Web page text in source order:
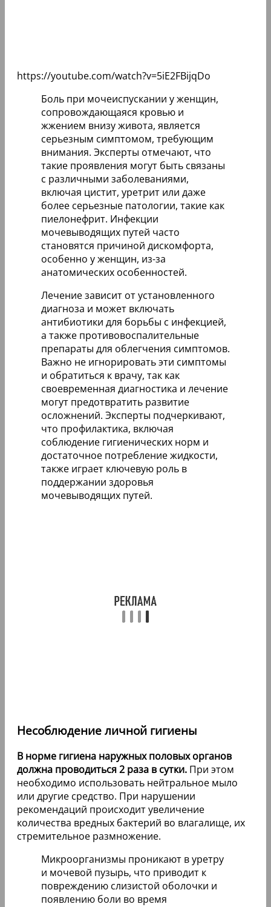
https://youtube.com/watch?v=5iE2FBijqDo
Боль при мочеиспускании у женщин,
сопровождающаяся кровью и
жжением внизу живота, является
серьезным симптомом, требующим
внимания. Эксперты отмечают, что
такие проявления могут быть связаны
с различными заболеваниями,
включая цистит, уретрит или даже
более серьезные патологии, такие как
пиелонефрит. Инфекции
мочевыводящих путей часто
становятся причиной дискомфорта,
особенно у женщин, из-за
анатомических особенностей.
Лечение зависит от установленного
диагноза и может включать
антибиотики для борьбы с инфекцией,
а также противовоспалительные
препараты для облегчения симптомов.
Важно не игнорировать эти симптомы
и обратиться к врачу, так как
своевременная диагностика и лечение
могут предотвратить развитие
осложнений. Эксперты подчеркивают,
что профилактика, включая
соблюдение гигиенических норм и
достаточное потребление жидкости,
также играет ключевую роль в
поддержании здоровья
мочевыводящих путей.
Несоблюдение личной гигиены
В норме гигиена наружных половых органов
должна проводиться 2 раза в сутки. При этом
необходимо использовать нейтральное мыло
или другие средство. При нарушении
рекомендаций происходит увеличение
количества вредных бактерий во влагалище, их
стремительное размножение.
Микроорганизмы проникают в уретру
и мочевой пузырь, что приводит к
повреждению слизистой оболочки и
появлению боли во время